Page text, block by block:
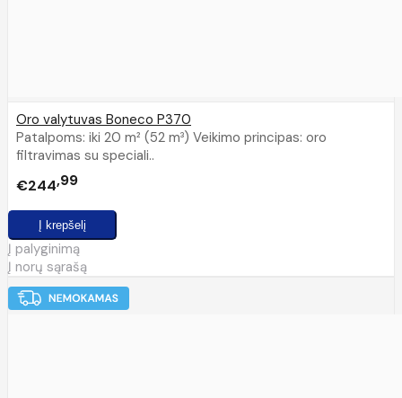
Oro valytuvas Boneco P370
Patalpoms: iki 20 m² (52 m³) Veikimo principas: oro
filtravimas su speciali..
€244 99
Į palyginimą
Į norų sąrašą